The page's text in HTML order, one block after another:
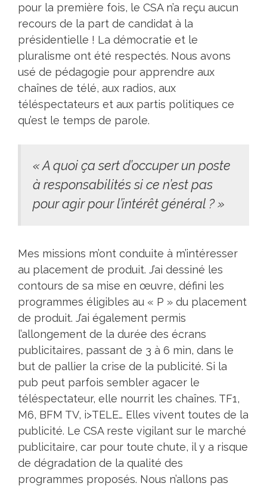
pour la première fois, le CSA n’a reçu aucun
recours de la part de candidat à la
présidentielle ! La démocratie et le
pluralisme ont été respectés. Nous avons
usé de pédagogie pour apprendre aux
chaînes de télé, aux radios, aux
téléspectateurs et aux partis politiques ce
qu’est le temps de parole.
« A quoi ça sert d’occuper un poste
à responsabilités si ce n’est pas
pour agir pour l’intérêt général ? »
Mes missions m’ont conduite à m’intéresser
au placement de produit. J’ai dessiné les
contours de sa mise en œuvre, défini les
programmes éligibles au « P » du placement
de produit. J’ai également permis
l’allongement de la durée des écrans
publicitaires, passant de 3 à 6 min, dans le
but de pallier la crise de la publicité. Si la
pub peut parfois sembler agacer le
téléspectateur, elle nourrit les chaînes. TF1,
M6, BFM TV, i>TELE… Elles vivent toutes de la
publicité. Le CSA reste vigilant sur le marché
publicitaire, car pour toute chute, il y a risque
de dégradation de la qualité des
programmes proposés. Nous n’allons pas